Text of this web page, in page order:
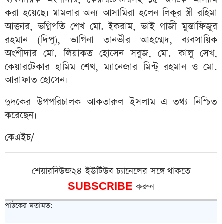
করা হয়েছে। মামলার অন্য আসামিরা হলেন লিকুর স্ত্রী রহিমা
আক্তার, ভগ্নিপতি শেখ মো. ইকরাম, ভাই গাজী মুস্তাফিজুর
রহমান (দিপু), ভাগিনা তানভীর আহম্মেদ, ব্যবসায়িক
অংশীদার মো. লিয়াকত হোসেন সবুজ, মো. কালু সেখ,
কেয়ারটেকার হামিম শেখ, ম্যানেজার মিন্টু রহমান ও মো.
আরাফাত হোসেন।
দুদকের উপপরিচালক আকতারুল ইসলাম এ তথ্য নিশ্চিত
করেছেন।
কেএইচ/
শেয়ারনিউজ২৪ ইউটিউব চ্যানেলের সঙ্গে থাকতে
SUBSCRIBEকরুন
পাঠকের মতামত: